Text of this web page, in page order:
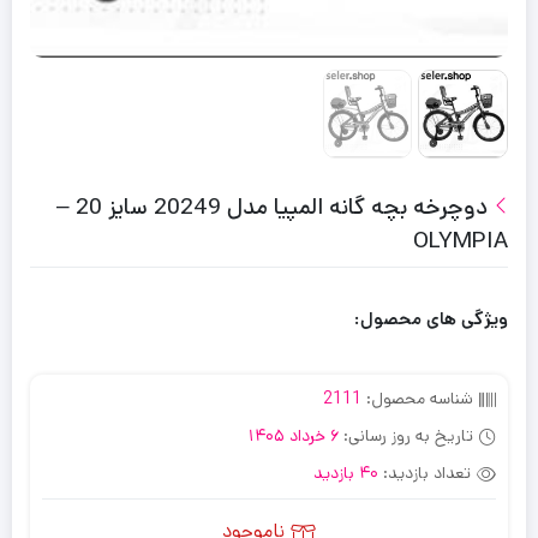
دوچرخه بچه گانه المپیا مدل 20249 سایز 20 –
OLYMPIA
ویژگی های محصول:
شناسه محصول: 2111
تاریخ به روز رسانی: 6 خرداد 1405
تعداد بازدید: 40 بازدید
ناموجود